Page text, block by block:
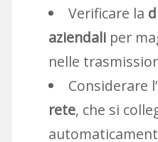
Verificare la
aziendali per
nelle
Considerare
rete, che si